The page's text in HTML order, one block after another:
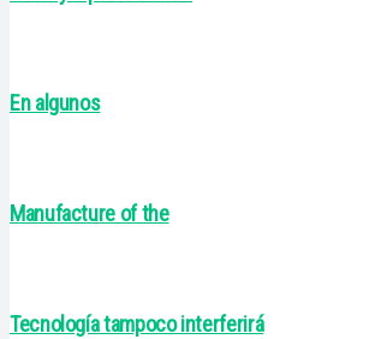
En algunos
Manufacture of the
Tecnología tampoco interferirá